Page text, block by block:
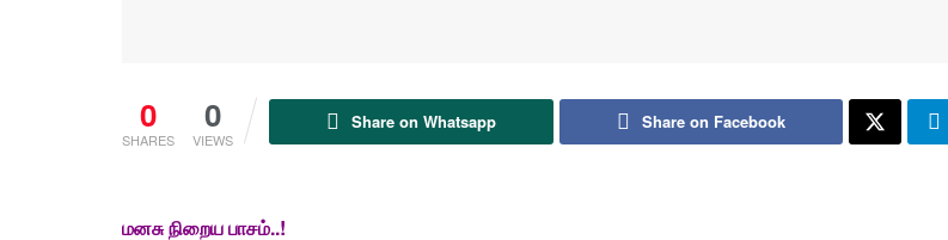
0
SHARES
0
VIEWS
Share on Whatsapp Share on Facebook
மனசு நிறைய பாசம்..!